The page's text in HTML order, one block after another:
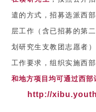
遣的方式，招募选派西
层工作（含已招募的第
划研究生支教团志愿者
工作要求，组织实施西
和地方项目均可通过西部
http://